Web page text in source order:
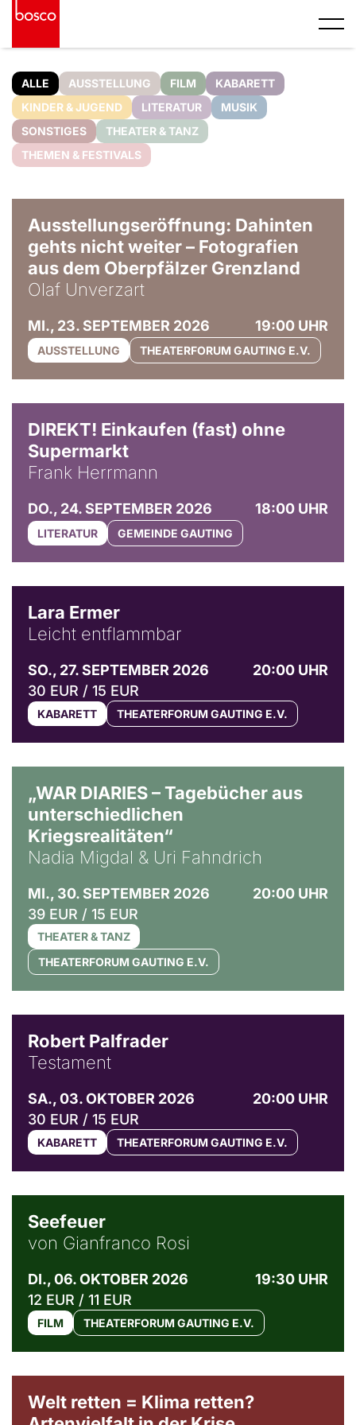
ALLE AUSSTELLUNG FILM
KABARETT
KINDER & JUGEND
LITERATUR
MUSIK
SONSTIGES
THEATER & TANZ
THEMEN & FESTIVALS
Ausstellungseröffnung: Dahinten
gehts nicht weiter – Fotografien
aus dem Oberpfälzer Grenzland
Olaf Unverzart
MI., 23. SEPTEMBER 2026 19:00 UHR
AUSSTELLUNG THEATERFORUM GAUTING E.V.
DIREKT! Einkaufen (fast) ohne
Supermarkt
Frank Herrmann
DO., 24. SEPTEMBER 2026 18:00 UHR
LITERATUR GEMEINDE GAUTING
Lara Ermer
Leicht entflammbar
SO., 27. SEPTEMBER 2026
20:00 UHR
30 EUR / 15 EUR
KABARETT THEATERFORUM GAUTING E.V.
„WAR DIARIES – Tagebücher aus
unterschiedlichen
Kriegsrealitäten“
Nadia Migdal & Uri Fahndrich
MI., 30. SEPTEMBER 2026
20:00 UHR
39 EUR / 15 EUR
THEATER & TANZ
THEATERFORUM GAUTING E.V.
Robert Palfrader
Testament
SA., 03. OKTOBER 2026
20:00 UHR
30 EUR / 15 EUR
KABARETT THEATERFORUM GAUTING E.V.
Seefeuer
von Gianfranco Rosi
DI., 06. OKTOBER 2026
19:30 UHR
12 EUR / 11 EUR
FILM THEATERFORUM GAUTING E.V.
Welt retten = Klima retten?